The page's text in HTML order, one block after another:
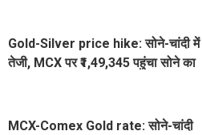
Gold-Silver price hike: सोने-चांदी में
तेजी, MCX पर ₹1,49,345 पहुंचा सोने का
MCX-Comex Gold rate: सोने-चांदी